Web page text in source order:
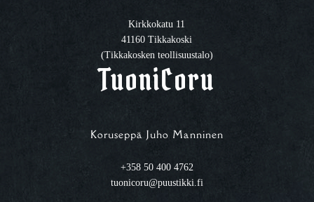
Kirkkokatu 11
41160 Tikkakoski
(Tikkakosken teollisuustalo)
TuoniCoru
Koruseppä Juho Manninen
+358 50 400 4762
tuonicoru@puustikki.fi